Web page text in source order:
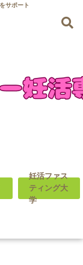
サポート
妊活ファス
ティング大
学